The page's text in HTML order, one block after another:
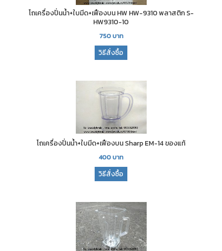
โถเครื่องปั่นน้ำ+ใบมีด+เฟืองบน HW HW-9310 พลาสติก S-
HW9310-10
750บาท
วิธีสั่งซื้อ
โถเครื่องปั่นน้ำ+ใบมีด+เฟืองบน Sharp EM-14 ของแท้
400บาท
วิธีสั่งซื้อ